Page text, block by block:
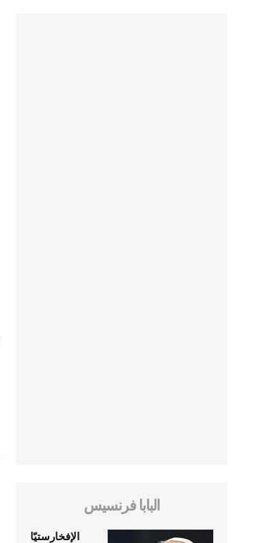
البابا فرنسيس
الإفخارستيّا